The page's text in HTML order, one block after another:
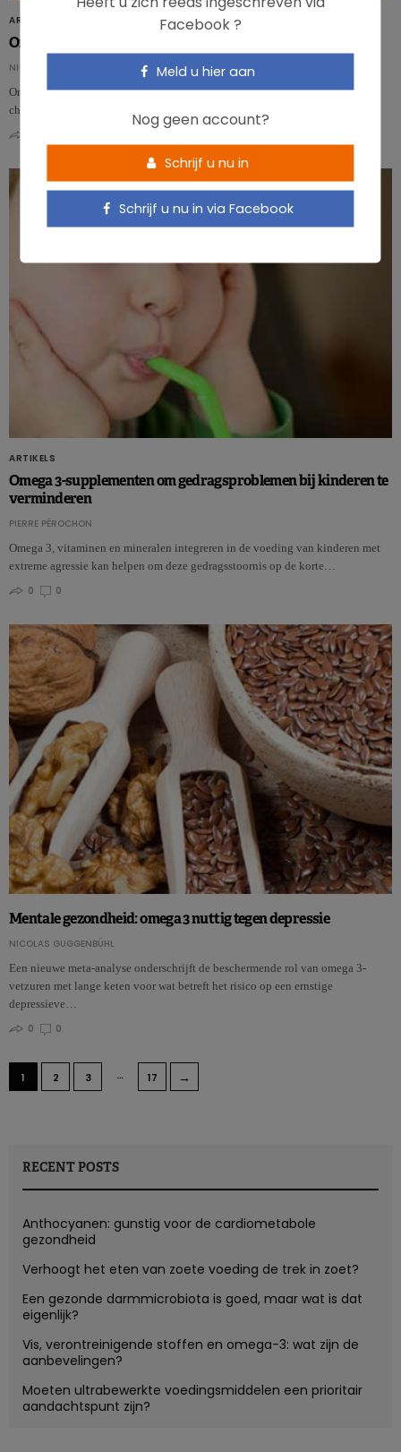
ARTIKELS
Omega 3 tegen laaggradige ontsteking
NICOLAS GUGGENBÜHL
Omega 3 in combinatie met een gecontroleerde energie-inname kan de
chronische laaggradige ontstekingen verminderen die geassocieerd zijn…
ARTIKELS
Omega 3-supplementen om gedragsproblemen bij kinderen te
verminderen
PIERRE PÉROCHON
Omega 3, vitaminen en mineralen integreren in de voeding van kinderen met
extreme agressie kan helpen om deze gedragsstoornis op de korte…
0
0
Mentale gezondheid: omega 3 nuttig tegen depressie
NICOLAS GUGGENBÜHL
Een nieuwe meta-analyse onderschrijft de beschermende rol van omega 3-
vetzuren met lange keten voor wat betreft het risico op een ernstige
depressieve…
0
0
1 2 3 … 17 →
RECENT POSTS
Anthocyanen: gunstig voor de cardiometabole
gezondheid
Verhoogt het eten van zoete voeding de trek in zoet?
Een gezonde darmmicrobiota is goed, maar wat is dat
eigenlijk?
Vis, verontreinigende stoffen en omega-3: wat zijn de
aanbevelingen?
Moeten ultrabewerkte voedingsmiddelen een prioritair
aandachtspunt zijn?
Facebook ?
Meld u hier aan
Nog geen account?
Schrijf u nu in
Schrijf u nu in via Facebook